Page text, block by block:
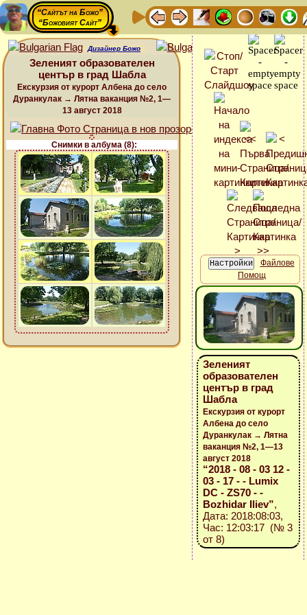
“Сайтът на Божо”
“Божовият Сайт”
Дизайнер Божо
Зеленият образователен
център в град Шабла
Екскурзия от курорт Албена до село
Дуранкулак → Лятна ваканция №2, 1—
13 август 2018
Снимки в албума (8):
Файлове
Помощ
Зеленият
образователен
център в град
Шабла
Екскурзия от курорт
Албена до село
Дуранкулак → Лятна
ваканция №2, 1—13
август 2018
“2018 - 08 - 03 12 -
03 - 17 - - Lumix
DC - ZS70 - -
Bozhidar Iliev”,
Дата: 2018:08:03,
Час: 12:03:17 (№ 3
от 8)